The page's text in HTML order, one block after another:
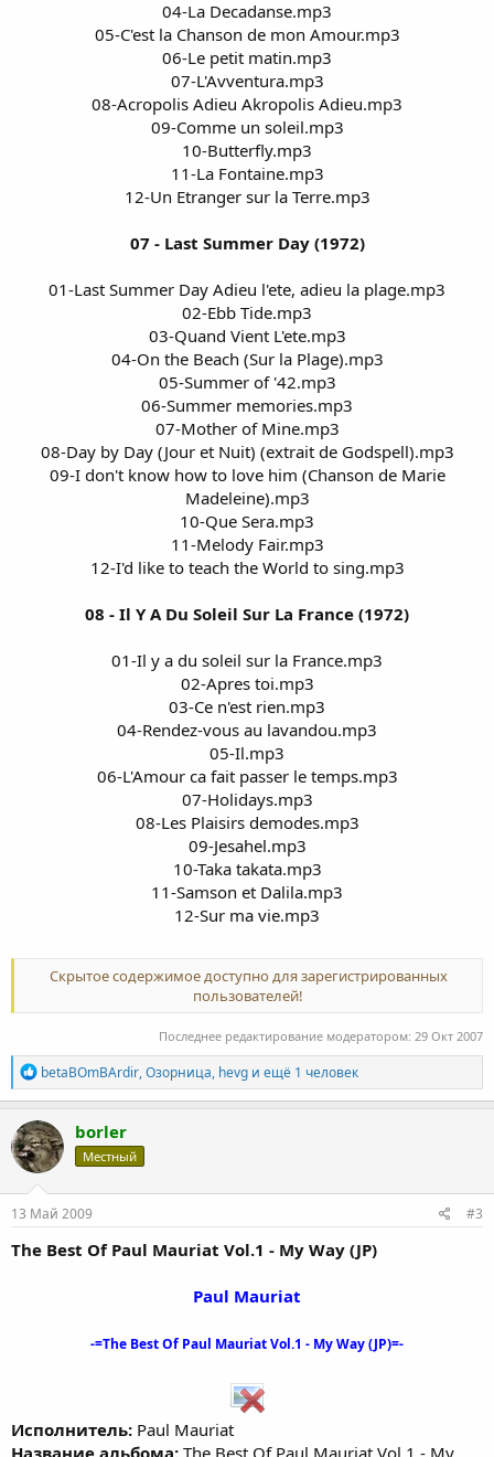
04-La Decadanse.mp3
05-C'est la Chanson de mon Amour.mp3
06-Le petit matin.mp3
07-L'Avventura.mp3
08-Acropolis Adieu Akropolis Adieu.mp3
09-Comme un soleil.mp3
10-Butterfly.mp3
11-La Fontaine.mp3
12-Un Etranger sur la Terre.mp3
07 - Last Summer Day (1972)
01-Last Summer Day Adieu l'ete, adieu la plage.mp3
02-Ebb Tide.mp3
03-Quand Vient L'ete.mp3
04-On the Beach (Sur la Plage).mp3
05-Summer of '42.mp3
06-Summer memories.mp3
07-Mother of Mine.mp3
08-Day by Day (Jour et Nuit) (extrait de Godspell).mp3
09-I don't know how to love him (Chanson de Marie
Madeleine).mp3
10-Que Sera.mp3
11-Melody Fair.mp3
12-I'd like to teach the World to sing.mp3
08 - Il Y A Du Soleil Sur La France (1972)
01-Il y a du soleil sur la France.mp3
02-Apres toi.mp3
03-Ce n'est rien.mp3
04-Rendez-vous au lavandou.mp3
05-Il.mp3
06-L'Amour ca fait passer le temps.mp3
07-Holidays.mp3
08-Les Plaisirs demodes.mp3
09-Jesahel.mp3
10-Taka takata.mp3
11-Samson et Dalila.mp3
12-Sur ma vie.mp3
Скрытое содержимое доступно для зарегистрированных
пользователей!
Последнее редактирование модератором: 29 Окт 2007
Р
е
а
к
ц
и
и
:
betaBOmBArdir,Озорница, hevg и ещё 1 человек
borler
Местный
13 Май 2009 #3
The Best Of Paul Mauriat Vol.1 - My Way (JP)
Paul Mauriat
-=The Best Of Paul Mauriat Vol.1 - My Way (JP)=-
Исполнитель: Paul Mauriat
Название альбома: The Best Of Paul Mauriat Vol.1 - My